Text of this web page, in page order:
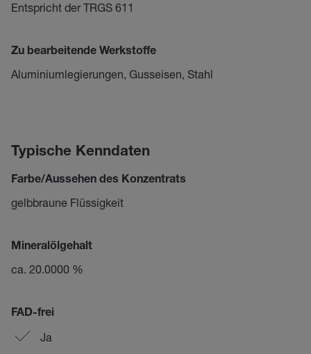
Entspricht der TRGS 611
Zu bearbeitende Werkstoffe
Aluminiumlegierungen, Gusseisen, Stahl
Typische Kenndaten
Farbe/Aussehen des Konzentrats
gelbbraune Flüssigkeit
Mineralölgehalt
ca. 20.0000 %
FAD-frei
Ja